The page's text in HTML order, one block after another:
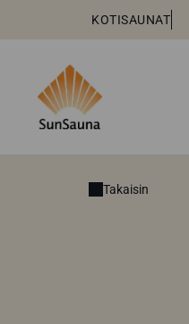
KOTISAUNAT
Takaisin